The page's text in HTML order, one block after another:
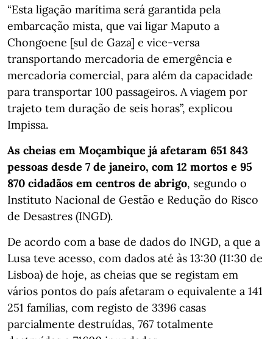
“Esta ligação marítima será garantida pela
embarcação mista, que vai ligar Maputo a
Chongoene [sul de Gaza] e vice-versa
transportando mercadoria de emergência e
mercadoria comercial, para além da capacidade
para transportar 100 passageiros. A viagem por
trajeto tem duração de seis horas”, explicou
Impissa.
As cheias em Moçambique já afetaram 651 843
pessoas desde 7 de janeiro, com 12 mortos e 95
870 cidadãos em centros de abrigo, segundo o
Instituto Nacional de Gestão e Redução do Risco
de Desastres (INGD).
De acordo com a base de dados do INGD, a que a
Lusa teve acesso, com dados até às 13:30 (11:30 de
Lisboa) de hoje, as cheias que se registam em
vários pontos do país afetaram o equivalente a 141
251 famílias, com registo de 3396 casas
parcialmente destruídas, 767 totalmente